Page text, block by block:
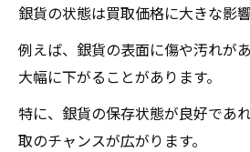
銀貨の状態は買取価格に大きな影響
例えば、銀貨の表面に傷や汚れが
大幅に下がることがあります。
特に、銀貨の保存状態が良好であ
取のチャンスが広がります。